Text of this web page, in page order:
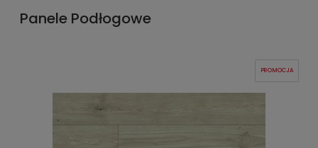
Panele Podłogowe
PROMOCJA